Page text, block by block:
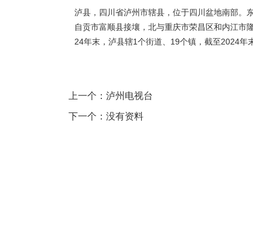
长岛电视台
高新电视台
泸县，四川省泸州市辖县，位于四川盆地南部。
自贡市富顺县接壤，北与重庆市荣昌区和内江
24年末，泸县辖1个街道、19个镇，截至2024年
上一个： 泸州电视台
下一个： 没有资料